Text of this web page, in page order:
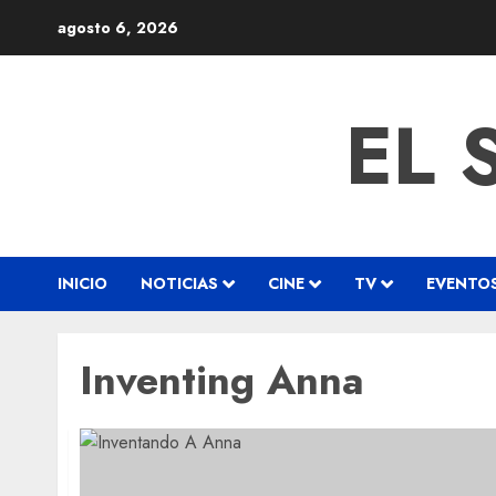
agosto 6, 2026
EL
INICIO NOTICIAS CINE TV
Inventing Anna